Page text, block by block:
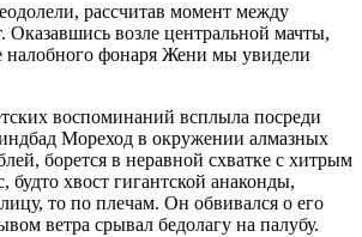
рассчитав момент между
Оказавшись возле центральной мачты,
налобного фонаря Жени мы увидели
воспоминаний всплыла посреди
Мореход в окружении алмазных
борется в неравной схватке с хитрым
хвост гигантской анаконды,
то по плечам. Он обвивался о его
ветра срывал бедолагу на палубу.